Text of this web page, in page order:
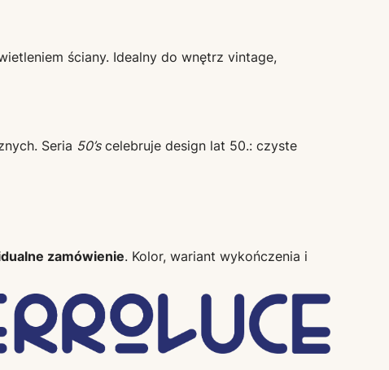
ściany. Idealny do wnętrz vintage,
Seria 50’scelebruje design lat 50.: czyste
zamówienie. Kolor, wariant wykończenia i